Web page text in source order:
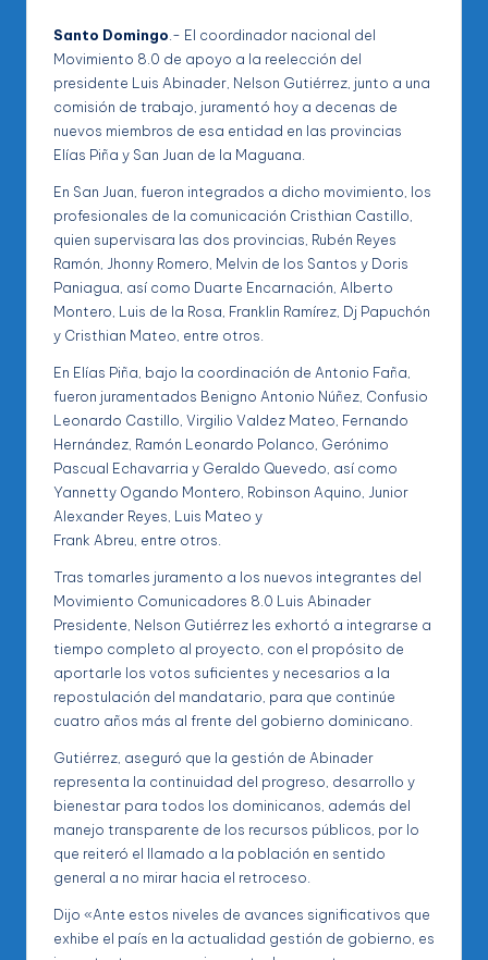
Santo Domingo .- El coordinador nacional del
Movimiento 8.0 de apoyo a la reelección del
presidente Luis Abinader, Nelson Gutiérrez, junto a una
comisión de trabajo, juramentó hoy a decenas de
nuevos miembros de esa entidad en las provincias
Elías Piña y San Juan de la Maguana.
En San Juan, fueron integrados a dicho movimiento, los
profesionales de la comunicación Cristhian Castillo,
quien supervisara las dos provincias, Rubén Reyes
Ramón, Jhonny Romero, Melvin de los Santos y Doris
Paniagua, así como Duarte Encarnación, Alberto
Montero, Luis de la Rosa, Franklin Ramírez, Dj Papuchón
y Cristhian Mateo, entre otros.
En Elías Piña, bajo la coordinación de Antonio Faña,
fueron juramentados Benigno Antonio Núñez, Confusio
Leonardo Castillo, Virgilio Valdez Mateo, Fernando
Hernández, Ramón Leonardo Polanco, Gerónimo
Pascual Echavarria y Geraldo Quevedo, así como
Yannetty Ogando Montero, Robinson Aquino, Junior
Alexander Reyes, Luis Mateo y
Frank Abreu, entre otros.
Tras tomarles juramento a los nuevos integrantes del
Movimiento Comunicadores 8.0 Luis Abinader
Presidente, Nelson Gutiérrez les exhortó a integrarse a
tiempo completo al proyecto, con el propósito de
aportarle los votos suficientes y necesarios a la
repostulación del mandatario, para que continúe
cuatro años más al frente del gobierno dominicano.
Gutiérrez, aseguró que la gestión de Abinader
representa la continuidad del progreso, desarrollo y
bienestar para todos los dominicanos, además del
manejo transparente de los recursos públicos, por lo
que reiteró el llamado a la población en sentido
general a no mirar hacia el retroceso.
Dijo «Ante estos niveles de avances significativos que
exhibe el país en la actualidad gestión de gobierno, es